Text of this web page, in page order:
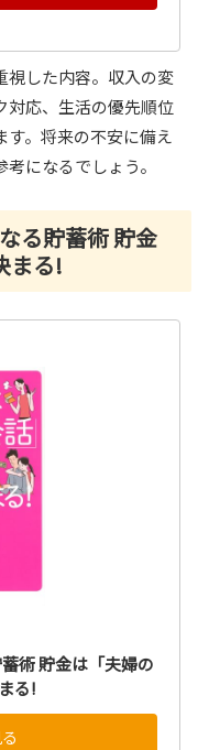
視した内容。収入の変
対応、生活の優先順位
。将来の不安に備え
になるでしょう。
る貯蓄術 貯金
まる!
術 貯金は「夫婦の
る!